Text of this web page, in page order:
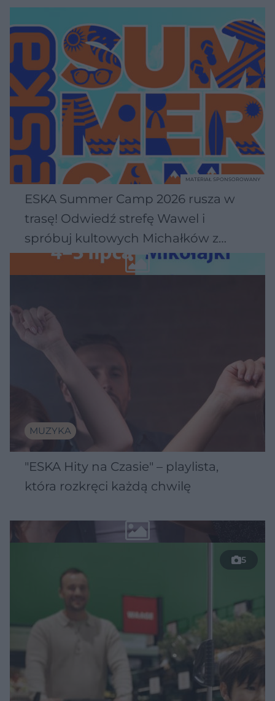
ESKA Summer Camp 2026 rusza w
trasę! Odwiedź strefę Wawel i
spróbuj kultowych Michałków z
Wawelu
MATERIAŁ SPONSOROWANY
MUZYKA
"ESKA Hity na Czasie" – playlista,
która rozkręci każdą chwilę
5